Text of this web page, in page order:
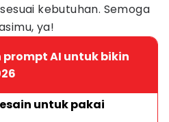
kebutuhan. Semoga
ya!
prompt AI untuk bikin
untuk pakai